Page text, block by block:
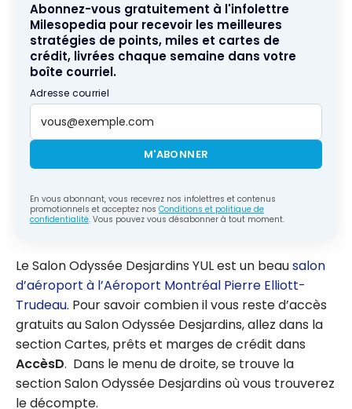
Abonnez-vous gratuitement à l'infolettre
Milesopedia pour recevoir les meilleures
stratégies de points, miles et cartes de
crédit, livrées chaque semaine dans votre
boîte courriel.
Adresse courriel
M'ABONNER
En vous abonnant, vous recevrez nos infolettres et contenus
promotionnels et acceptez nos Conditions et politique de
confidentialité. Vous pouvez vous désabonner à tout moment.
Le Salon Odyssée Desjardins YUL est un beausalon
d’aéroport à l’Aéroport Montréal Pierre Elliott-
Trudeau. Pour savoir combien il vous reste d’accès
gratuits au Salon Odyssée Desjardins, allez dans la
section Cartes, prêts et marges de crédit dans
AccèsD. Dans le menu de droite, se trouve la
section Salon Odyssée Desjardins où vous trouverez
le décompte.